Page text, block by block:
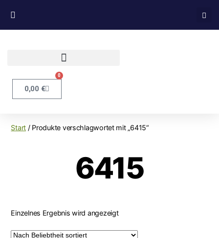
0,00 €
0
Start / Produkte verschlagwortet mit „6415“
6415
Einzelnes Ergebnis wird angezeigt